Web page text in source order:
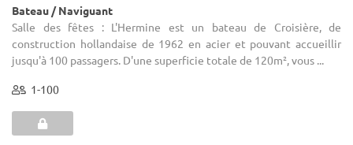
Bateau / Naviguant
Salle des fêtes : L'Hermine est un bateau de Croisière, de
construction hollandaise de 1962 en acier et pouvant accueillir
jusqu'à 100 passagers. D'une superficie totale de 120m², vous ...
1-100